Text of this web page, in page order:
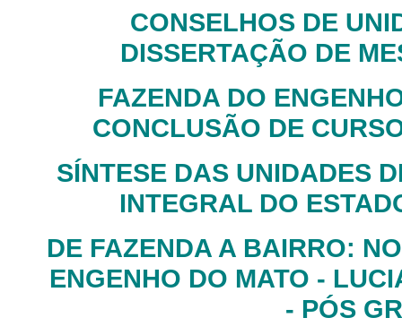
CONSELHOS DE
DISSERTAÇÃO DE
FAZENDA DO
CONCLUSÃO DE
SÍNTESE DAS UNIDADES
INTEGRAL DO
DE FAZENDA A BAIRRO:
ENGENHO DO MATO -
- PÓS